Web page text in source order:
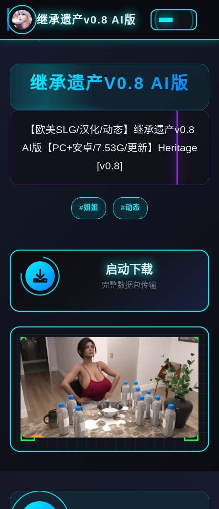
继承遗产v0.8 AI版
继承遗产V0.8 AI版
【欧美SLG/汉化/动态】继承遗产v0.8
AI版【PC+安卓/7.53G/更新】Heritage
[v0.8]
#姐姐 #动态
启动下载
完整数据包传输